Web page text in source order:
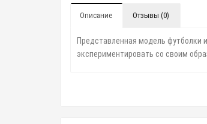
Описание Отзывы (0)
Представленная модель футболки
экспериментировать со своим